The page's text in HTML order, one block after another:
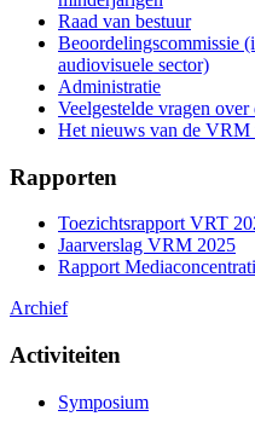
Raad van bestuur
Beoordelingscommissie
audiovisuele sector)
Administratie
Veelgestelde vragen
Het nieuws van de VRM
Rapporten
Toezichtsrapport VRT
Jaarverslag VRM 2025
Rapport
Archief
Activiteiten
Symposium